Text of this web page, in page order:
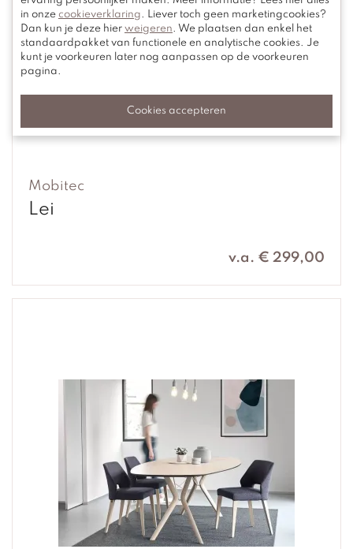
Mobitec
Lei
v.a. € 299,00
in onze cookieverklaring. Liever toch geen marketingcookies?
Dan kun je deze hier weigeren. We plaatsen dan enkel het
standaardpakket van functionele en analytische cookies. Je
kunt je voorkeuren later nog aanpassen op de voorkeuren
pagina.
Cookies accepteren